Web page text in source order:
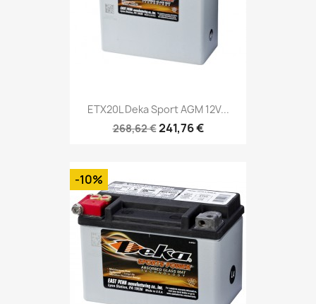
ETX20L Deka Sport AGM 12V...
268,62 €241,76 €
-10%